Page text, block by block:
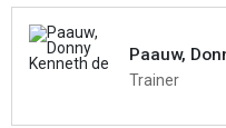
Paauw,
Trainer